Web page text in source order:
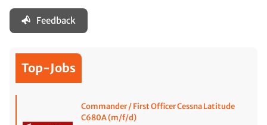
Feedback
Top-Jobs
Commander / First Officer Cessna Latitude
C680A (m/f/d)